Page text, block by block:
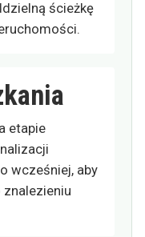
ścieżkę
etapie
wcześniej, aby